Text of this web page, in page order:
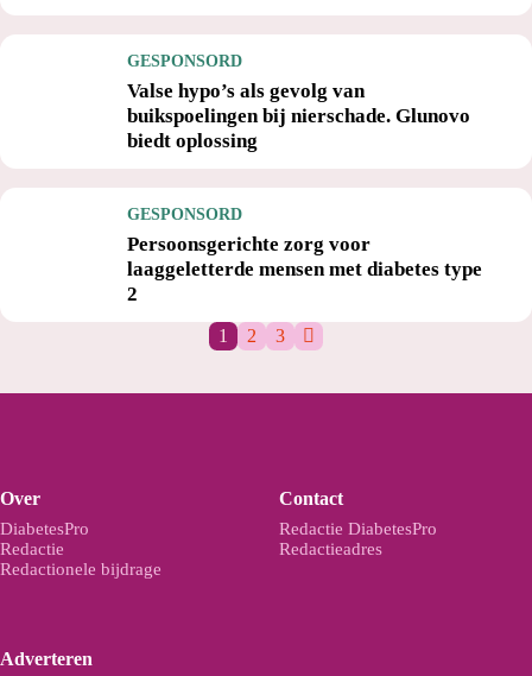
Valse hypo’s als gevolg van
buikspoelingen bij nierschade. Glunovo
biedt oplossing
GESPONSORD
Persoonsgerichte zorg voor
laaggeletterde mensen met diabetes type
2
GESPONSORD
1 2 3
Over
DiabetesPro
Redactie
Redactionele bijdrage
Adverteren
Contact
Redactie DiabetesPro
Redactieadres